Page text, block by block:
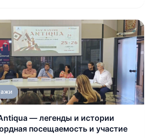
— легенды и истории
посещаемость и участие